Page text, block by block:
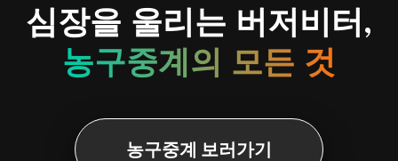
심장을 울리는 버저비터,
농구중계의 모든 것
농구중계 보러가기